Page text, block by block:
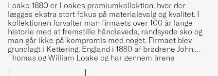
Loake 1880 er Loakes premiumkollektion, hvor der
lægges ekstra stort fokus på materialevalg og kvalitet. I
kollektionen forvalter man firmaets over 100 år lange
historie med at fremstille håndlavede, randsyede sko og
man går ikke på kompromis med noget. Firmaet blev
grundlagt i Kettering, England i 1880 af brødrene John,
Thomas og William Loake og har gennem årene
fremstillet mere end 50 millioner par randsyede sko.